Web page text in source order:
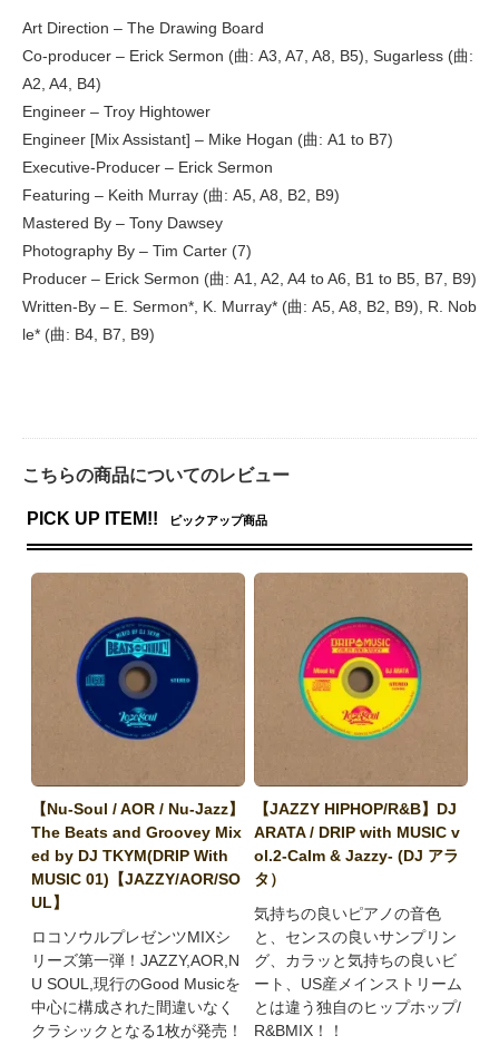
Art Direction – The Drawing Board
Co-producer – Erick Sermon (曲: A3, A7, A8, B5), Sugarless (曲:
A2, A4, B4)
Engineer – Troy Hightower
Engineer [Mix Assistant] – Mike Hogan (曲: A1 to B7)
Executive-Producer – Erick Sermon
Featuring – Keith Murray (曲: A5, A8, B2, B9)
Mastered By – Tony Dawsey
Photography By – Tim Carter (7)
Producer – Erick Sermon (曲: A1, A2, A4 to A6, B1 to B5, B7, B9)
Written-By – E. Sermon*, K. Murray* (曲: A5, A8, B2, B9), R. Nob
le* (曲: B4, B7, B9)
こちらの商品についてのレビュー
PICK UP ITEM!! ピックアップ商品
【Nu-Soul / AOR / Nu-Jazz】
The Beats and Groovey Mix
ed by DJ TKYM(DRIP With
MUSIC 01)【JAZZY/AOR/SO
UL】
ロコソウルプレゼンツMIXシ
リーズ第一弾！JAZZY,AOR,N
U SOUL,現行のGood Musicを
中心に構成された間違いなく
クラシックとなる1枚が発売！
【JAZZY HIPHOP/R&B】DJ
ARATA / DRIP with MUSIC v
ol.2-Calm & Jazzy- (DJ アラ
タ）
気持ちの良いピアノの音色
と、センスの良いサンプリン
グ、カラッと気持ちの良いビ
ート、US産メインストリーム
とは違う独自のヒップホップ/
R&BMIX！！